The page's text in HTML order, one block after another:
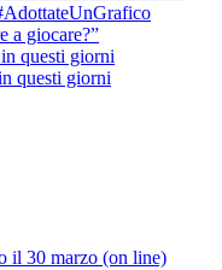
a giocare?”
questi giorni
questi giorni
il 30 marzo (on line)